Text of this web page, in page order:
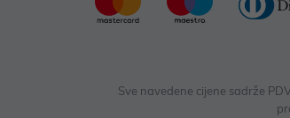
Sve navedene cijene sadrže